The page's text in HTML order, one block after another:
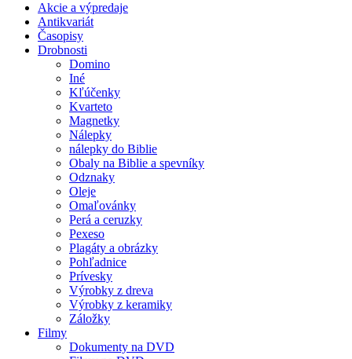
Akcie a výpredaje
Antikvariát
Časopisy
Drobnosti
Domino
Iné
Kľúčenky
Kvarteto
Magnetky
Nálepky
nálepky do Biblie
Obaly na Biblie a spevníky
Odznaky
Oleje
Omaľovánky
Perá a ceruzky
Pexeso
Plagáty a obrázky
Pohľadnice
Prívesky
Výrobky z dreva
Výrobky z keramiky
Záložky
Filmy
Dokumenty na DVD